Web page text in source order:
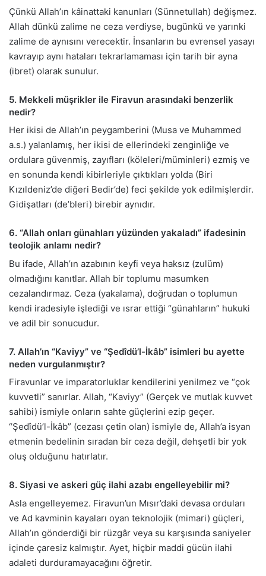
Çünkü Allah’ın kâinattaki kanunları (Sünnetullah) değişmez.
Allah dünkü zalime ne ceza verdiyse, bugünkü ve yarınki
zalime de aynısını verecektir. İnsanların bu evrensel yasayı
kavrayıp aynı hataları tekrarlamaması için tarih bir ayna
(ibret) olarak sunulur.
5. Mekkeli müşrikler ile Firavun arasındaki benzerlik
nedir?
Her ikisi de Allah’ın peygamberini (Musa ve Muhammed
a.s.) yalanlamış, her ikisi de ellerindeki zenginliğe ve
ordulara güvenmiş, zayıfları (köleleri/müminleri) ezmiş ve
en sonunda kendi kibirleriyle çıktıkları yolda (Biri
Kızıldeniz’de diğeri Bedir’de) feci şekilde yok edilmişlerdir.
Gidişatları (de’bleri) birebir aynıdır.
6. “Allah onları günahları yüzünden yakaladı” ifadesinin
teolojik anlamı nedir?
Bu ifade, Allah’ın azabının keyfi veya haksız (zulüm)
olmadığını kanıtlar. Allah bir toplumu masumken
cezalandırmaz. Ceza (yakalama), doğrudan o toplumun
kendi iradesiyle işlediği ve ısrar ettiği “günahların” hukuki
ve adil bir sonucudur.
7. Allah’ın “Kaviyy” ve “Şedîdü’l-İkâb” isimleri bu ayette
neden vurgulanmıştır?
Firavunlar ve imparatorluklar kendilerini yenilmez ve “çok
kuvvetli” sanırlar. Allah, “Kaviyy” (Gerçek ve mutlak kuvvet
sahibi) ismiyle onların sahte güçlerini ezip geçer.
“Şedîdü’l-İkâb” (cezası çetin olan) ismiyle de, Allah’a isyan
etmenin bedelinin sıradan bir ceza değil, dehşetli bir yok
oluş olduğunu hatırlatır.
8. Siyasi ve askeri güç ilahi azabı engelleyebilir mi?
Asla engelleyemez. Firavun’un Mısır’daki devasa orduları
ve Ad kavminin kayaları oyan teknolojik (mimari) güçleri,
Allah’ın gönderdiği bir rüzgâr veya su karşısında saniyeler
içinde çaresiz kalmıştır. Ayet, hiçbir maddi gücün ilahi
adaleti durduramayacağını öğretir.